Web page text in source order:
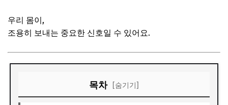
우리 몸이,
조용히 보내는 중요한 신호일 수 있어요.
목차 [숨기기]